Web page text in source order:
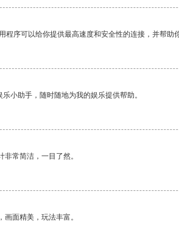
程序可以给你提供最高速度和安全性的连接，并帮助
小助手，随时随地为我的娱乐提供帮助。
非常简洁，一目了然。
画面精美，玩法丰富。